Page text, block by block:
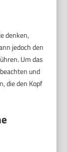
denken,
jedoch den
Um das
und
die den Kopf